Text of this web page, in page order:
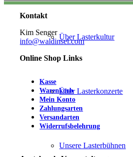
Über Lasterkultur
Über Lasterkonzerte
Unsere Lasterbühnen
Kontakt
Kim Senger
info@waldinsel.com
Online Shop Links
Kasse
Warenkorb
Mein Konto
Zahlungsarten
Versandarten
Widerrufsbelehrung